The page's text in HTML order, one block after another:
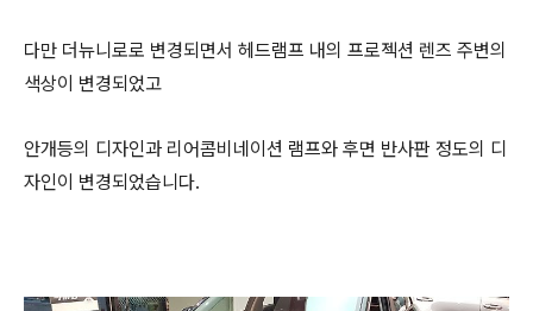
다만 더뉴니로로 변경되면서 헤드램프 내의 프로젝션 렌즈 주변의
색상이 변경되었고
안개등의 디자인과 리어콤비네이션 램프와 후면 반사판 정도의 디
자인이 변경되었습니다.